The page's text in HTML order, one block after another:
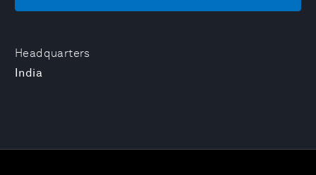
Headquarters
India